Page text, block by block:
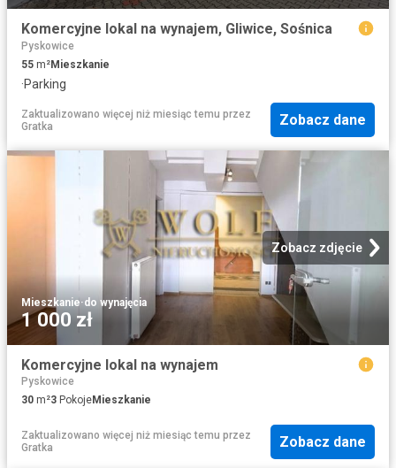
Komercyjne lokal na wynajem, Gliwice, Sośnica
Pyskowice
55 m²Mieszkanie
·Parking
Zaktualizowano więcej niż miesiąc temu przez
Gratka
Zobacz dane
Zobacz zdjęcie
Mieszkanie·do wynajęcia
1 000 zł
Komercyjne lokal na wynajem
Pyskowice
30 m²3 PokojeMieszkanie
Zaktualizowano więcej niż miesiąc temu przez
Gratka
Zobacz dane